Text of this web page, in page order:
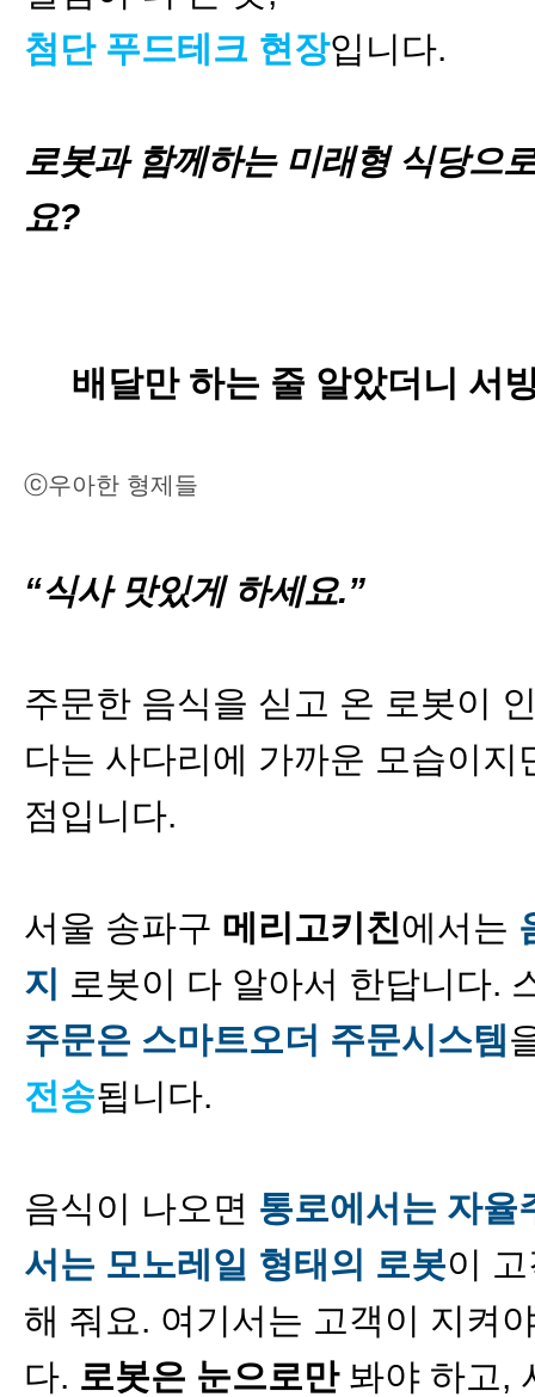
첨단 푸드테크 현장입니다.
로봇과 함께하는 미래형 식당으
요?
배달만 하는 줄 알았더니 서
ⓒ우아한 형제들
“식사 맛있게 하세요.”
주문한 음식을 싣고 온 로봇이
다는 사다리에 가까운 모습이지
점입니다.
서울 송파구 메리고키친에서는
지
로봇이 다 알아서 한답니다.
주문은 스마트오더 주문시스템
전송됩니다.
음식이 나오면 통로에서는 자율
서는 모노레일 형태의 로봇이
해 줘요. 여기서는 고객이 지켜
다. 로봇은 눈으로만 봐야 하고,